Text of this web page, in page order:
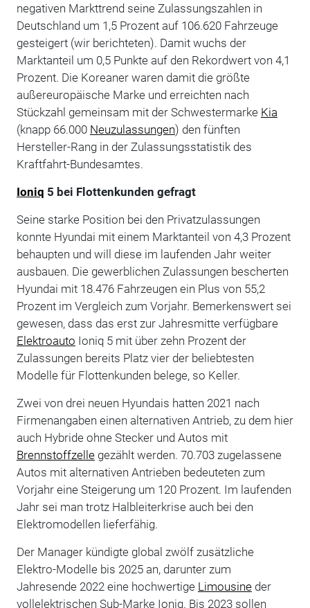
negativen Markttrend seine Zulassungszahlen in
Deutschland um 1,5 Prozent auf 106.620 Fahrzeuge
gesteigert (wir berichteten). Damit wuchs der
Marktanteil um 0,5 Punkte auf den Rekordwert von 4,1
Prozent. Die Koreaner waren damit die größte
außereuropäische Marke und erreichten nach
Stückzahl gemeinsam mit der Schwestermarke Kia
(knapp 66.000 Neuzulassungen) den fünften
Hersteller-Rang in der Zulassungsstatistik des
Kraftfahrt-Bundesamtes.
Ioniq 5 bei Flottenkunden gefragt
Seine starke Position bei den Privatzulassungen
konnte Hyundai mit einem Marktanteil von 4,3 Prozent
behaupten und will diese im laufenden Jahr weiter
ausbauen. Die gewerblichen Zulassungen bescherten
Hyundai mit 18.476 Fahrzeugen ein Plus von 55,2
Prozent im Vergleich zum Vorjahr. Bemerkenswert sei
gewesen, dass das erst zur Jahresmitte verfügbare
Elektroauto Ioniq 5 mit über zehn Prozent der
Zulassungen bereits Platz vier der beliebtesten
Modelle für Flottenkunden belege, so Keller.
Zwei von drei neuen Hyundais hatten 2021 nach
Firmenangaben einen alternativen Antrieb, zu dem hier
auch Hybride ohne Stecker und Autos mit
Brennstoffzellegezählt werden. 70.703 zugelassene
Autos mit alternativen Antrieben bedeuteten zum
Vorjahr eine Steigerung um 120 Prozent. Im laufenden
Jahr sei man trotz Halbleiterkrise auch bei den
Elektromodellen lieferfähig.
Der Manager kündigte global zwölf zusätzliche
Elektro-Modelle bis 2025 an, darunter zum
Jahresende 2022 eine hochwertige Limousineder
vollelektrischen Sub-Marke Ioniq. Bis 2023 sollen